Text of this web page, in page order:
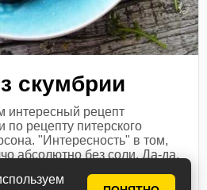
скумбрии
интересный рецепт
по рецепту питерского
"Интересность" в том,
абсолютно без соли. Да-да,